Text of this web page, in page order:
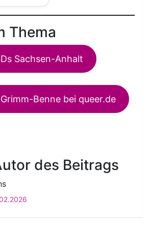
Thema
Sachsen-Anhalt
Benne bei queer.de
des Beitrags